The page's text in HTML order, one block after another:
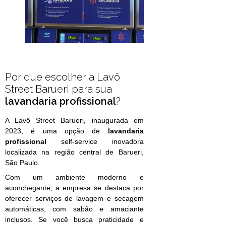
Por que escolher a Lavô
Street Barueri para sua
lavandaria profissional?
A Lavô Street Barueri, inaugurada em
2023, é uma opção de lavandaria
profissional self-service inovadora
localizada na região central de Barueri,
São Paulo.
Com um ambiente moderno e
aconchegante, a empresa se destaca por
oferecer serviços de lavagem e secagem
automáticas, com sabão e amaciante
inclusos. Se você busca praticidade e